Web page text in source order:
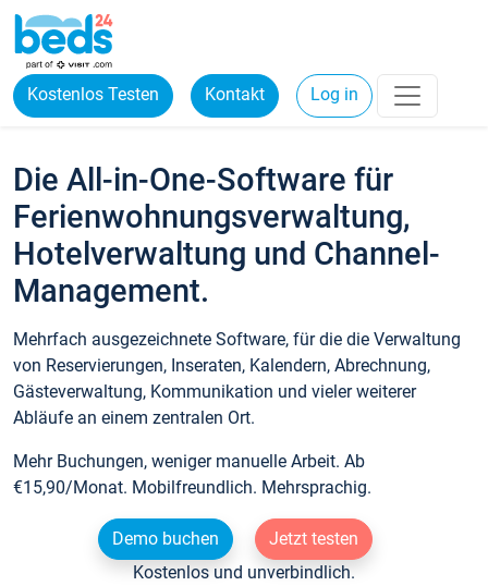
Kostenlos Testen Kontakt Log in
Die All-in-One-Software für
Ferienwohnungsverwaltung,
Hotelverwaltung und Channel-
Management.
Mehrfach ausgezeichnete Software, für die die Verwaltung
von Reservierungen, Inseraten, Kalendern, Abrechnung,
Gästeverwaltung, Kommunikation und vieler weiterer
Abläufe an einem zentralen Ort.
Mehr Buchungen, weniger manuelle Arbeit. Ab
€15,90/Monat. Mobilfreundlich. Mehrsprachig.
Demo buchen
Jetzt testen
Kostenlos und unverbindlich.